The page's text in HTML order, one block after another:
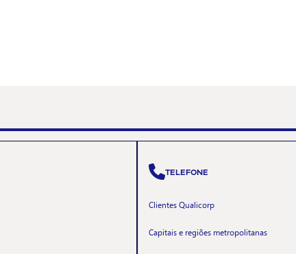
TELEFONE
Clientes Qualicorp
Capitais e regiões metropolitanas